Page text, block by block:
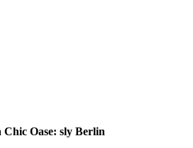
Oase: sly Berlin